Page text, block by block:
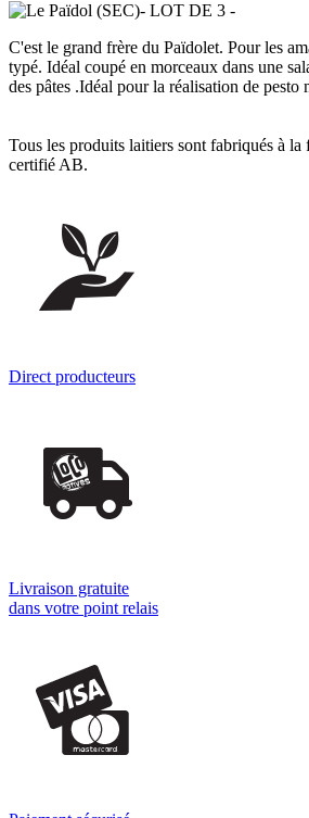
C'est le grand frère du Païdolet. Pour les
typé. Idéal coupé en morceaux dans une
des pâtes .Idéal pour la réalisation de pesto
Tous les produits laitiers sont fabriqués à
certifié AB.
Direct producteurs
Livraison gratuite
dans votre point relais